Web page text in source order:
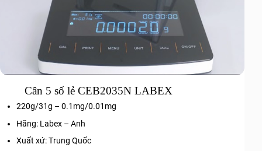
Cân 5 số lẻ CEB2035N LABEX
220g/31g – 0.1mg/0.01mg
Hãng: Labex – Anh
Xuất xứ: Trung Quốc